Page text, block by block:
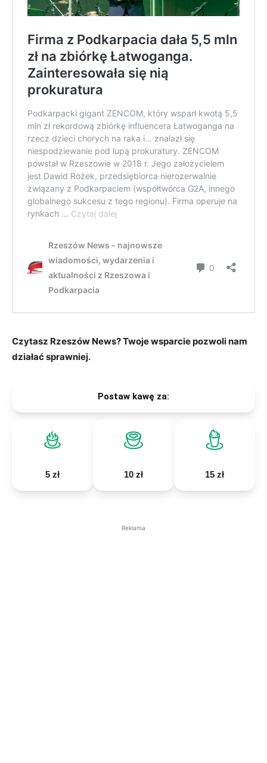
Czytasz Rzeszów News? Twoje wsparcie pozwoli nam
działać sprawniej.
Postaw kawę za:
5 zł 10 zł 15 zł
Reklama